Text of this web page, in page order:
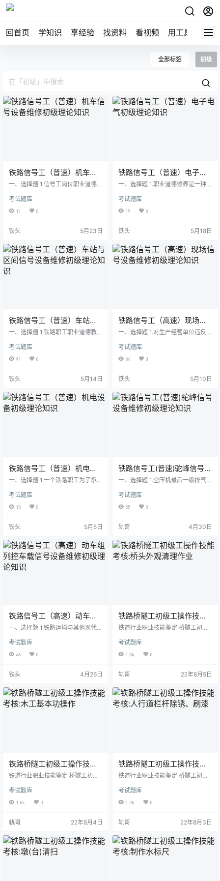
回首页 学知识 享经验 找资料 看视频 用工具 论技
全部标签 初级
铁路信号工（普速）机车信
号设备维修初级理论知识
一、选择题 1.信号工岗位职业道德规
纪、尽职尽责；主动协作、共保安
全。” A、堵塞浪费 B、令行禁
组）大修同步进行的，允许将LKJ系
考试题库
11 0
铁头 5月23日
铁路信号工（普速）电子电
气初级理论知识
一、选择题 1.职业道德修养是一种通
的职业道德品质的（ ）活动。 A、
学习 B、教育 C、实践 D、感知
考试题库
19 0
铁头 5月18日
铁路信号工（普速）车站与
区间信号设备维修初级理论
一、选择题 1.铁路职工职业道德教育
点、尊老爱幼、优质服务 B、安全
正点、尊客爱货、清正廉洁 C、安
全正点、尊客爱货、优质服务 D、
职业道德修养是一种通过自我教
德品…
考试题库
91 0
铁头 5月14日
铁路信号工（高速）现场信
号设备维修初级理论知识
一、选择题 1.对生产经营单位违反安
合法权益的行为，（ ）有权要求
纠正。 A、安全生产监督管理部
门 B、工会 C、劳工组织 D、工
电务段必须按标准对产品技术性
考试题库
84 0
铁头 5月10日
铁路信号工（普速）机电设
备初级理论知识
一、选择题 1.一个铁路职工为了承担
业道德修养。 A、岗位责任 B、行
为责任 C、历史责任 D、职业责
任 2.热情周到，指的是铁路运输服
质程度 B…
考试题库
13 0
铁头 5月5日
铁路信号工(普速)驼峰信号设
备维修初级理论知识
一、选择题 1.空压机最后一级排气温
20℃ C、160℃ D、170℃ 2.联
锁表中，敌对信号栏内表示经3号道
岔反位的S5信号机的列车信号为所
是（ ）。 A、…
考试题库
55 0
轨哥 4月30日
铁路信号工（高速）动车组
列控车载信号设备维修初级
一、选择题 1.铁路运输与其他现代化
点。 A、运输成本低 B、机动、灵活
性强 C、运输能力大 D、速度高 2.
道。 A、他人 B、社会 C、设备 D、
监控主机电源的过压保护电压值为
（ &nb…
考试题库
46 0
铁头 4月26日
铁路桥隧工初级工操作技能
考核:桥头外观清理作业
铁道行业职业技能鉴定 桥隧工初级
桥头外观清理作业（一端一侧） 考
核时间：30min 一、鉴定站准备
0m。 2．工量刃卡具准备 （1）铁
叉1把。 3．考场准备 桥梁一座，按
规定设置防护。 二、考生准备 考生
应按规定正确佩戴和使用劳动保护
考试题库
1.3k 0
轨哥 22年8月5日
铁路桥隧工初级工操作技能
考核:木工基本功操作
铁道行业职业技能鉴定 桥隧工初级
木工基本功操作（锯解、刨平、锛
砍） 考核时间：60min 一、鉴定站
块、直径100mm长0.5m圆木1根。
3．工量刃卡具准备 （1）顺锯1把。
（2）平刨1把。 （3）锛子1个。
（4）墨斗1个。 （5）方尺1把。
考试题库
1.5k 0
轨哥 22年8月4日
铁路桥隧工初级工操作技能
考核:人行道栏杆除锈、刷漆
铁道行业职业技能鉴定 桥隧工初级
人行道栏杆除锈、刷漆（1m） 考核
时间：30min 一、鉴定站准备 1．
（3）灰云铁醇酸面漆1 kg。 （4）
桥梁一座, 人行道栏杆除锈、罩底
漆。（1m） 3．工量刃卡具准备
（1）刮刀1把、钢刮铲1把。 （2）
考试题库
1.7k 0
轨哥 22年8月3日